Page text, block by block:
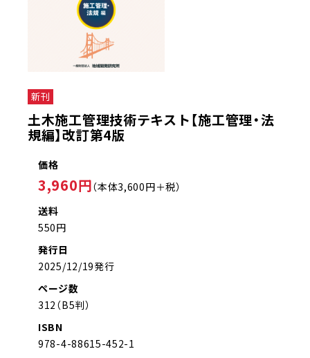
新刊
土木施工管理技術テキスト【施工管理・法
規編】改訂第4版
価格
3,960円（本体3,600円＋税）
送料
550円
発行日
2025/12/19発行
ページ数
312（B5判）
ISBN
978-4-88615-452-1